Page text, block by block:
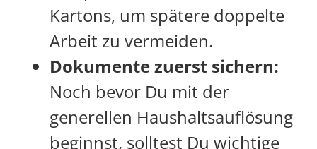
Kartons, um spätere doppelte
Arbeit zu vermeiden.
Dokumente zuerst sichern:
Noch bevor Du mit der
generellen Haushaltsauflösung
beginnst, solltest Du wichtige